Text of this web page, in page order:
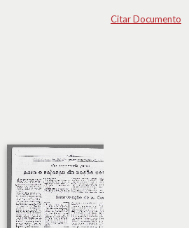
Citar Documento